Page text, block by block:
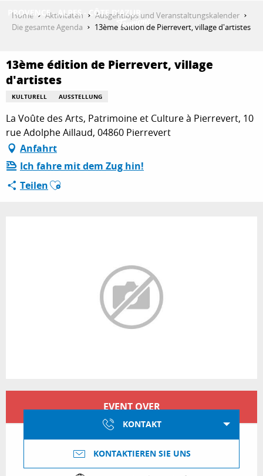
contenu
AKTIVITÄTEN
AUFENTHALT
ESPACE PRO
Home Aktivitäten
Ausgehtipps und Veranstaltungskalender
Die gesamte Agenda
13ème édition de Pierrevert, village d'artistes
13ème édition de Pierrevert, village
d'artistes
KULTURELL AUSSTELLUNG
La Voûte des Arts, Patrimoine et Culture à Pierrevert, 10
rue Adolphe Aillaud, 04860 Pierrevert
Anfahrt
Ich fahre mit dem Zug hin!
TeilenAjouter aux favoris
EVENT OVER
KONTAKT
KONTAKTIEREN SIE UNS